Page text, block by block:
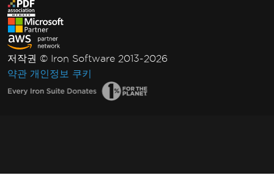
저작권 © Iron Software 2013-2026
약관 개인정보 쿠키